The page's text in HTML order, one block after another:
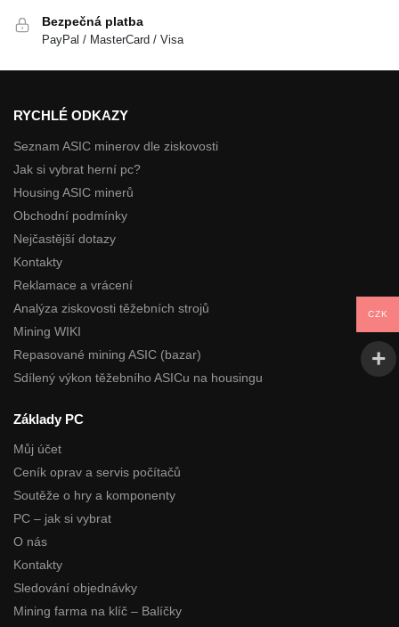
Bezpečná platba
PayPal / MasterCard / Visa
RYCHLÉ ODKAZY
Seznam ASIC minerov dle ziskovosti
Jak si vybrat herní pc?
Housing ASIC minerů
Obchodní podmínky
Nejčastější dotazy
Kontakty
Reklamace a vrácení
Analýza ziskovosti těžebních strojů
Mining WIKI
Repasované mining ASIC (bazar)
Sdílený výkon těžebního ASICu na housingu
Základy PC
Můj účet
Ceník oprav a servis počítačů
Soutěže o hry a komponenty
PC – jak si vybrat
O nás
Kontakty
Sledování objednávky
Mining farma na klíč – Balíčky
CZK